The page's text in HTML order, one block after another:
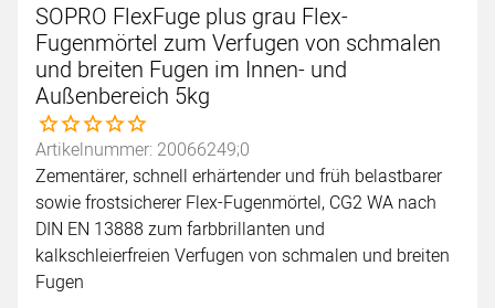
SOPRO FlexFuge plus grau Flex-
Fugenmörtel zum Verfugen von schmalen
und breiten Fugen im Innen- und
Außenbereich 5kg
Noch keine Bewertungen abgegeben
Artikelnummer: 20066249;0
Zementärer, schnell erhärtender und früh belastbarer
sowie frostsicherer Flex-Fugenmörtel, CG2 WA nach
DIN EN 13888 zum farbbrillanten und
kalkschleierfreien Verfugen von schmalen und breiten
Fugen